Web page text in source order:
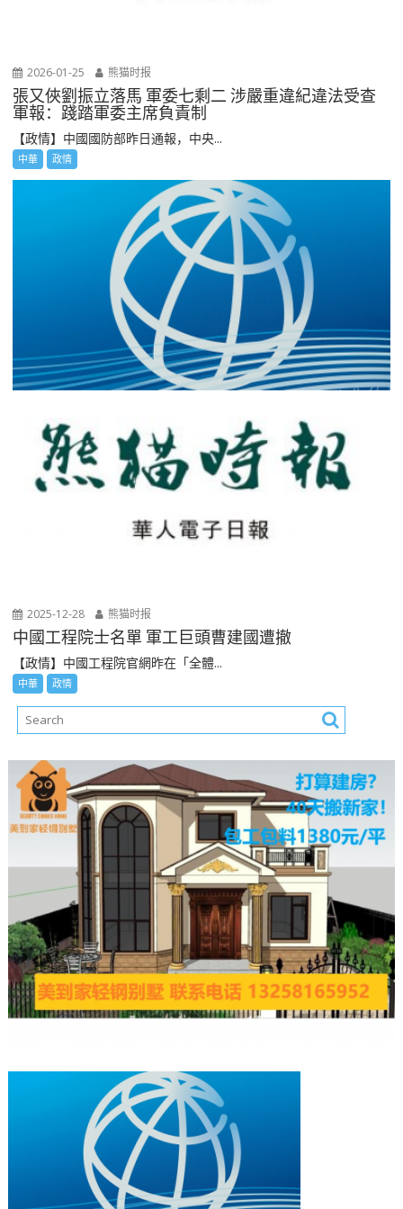
2026-01-25 熊猫时报
張又俠劉振立落馬 軍委七剩二 涉嚴重違紀違法受查
軍報：踐踏軍委主席負責制
【政情】中國國防部昨日通報，中央...
中華 政情
2025-12-28 熊猫时报
中國工程院士名單 軍工巨頭曹建國遭撤
【政情】中國工程院官網昨在「全體...
中華 政情